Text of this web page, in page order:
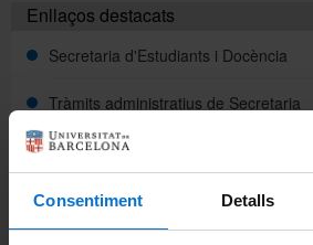
Consentiment Detalls
Enllaços destacats
Secretaria d'Estudiants i Docència
Tràmits administratius de Secretaria
Calendari acadèmic
Sistema de qualitat